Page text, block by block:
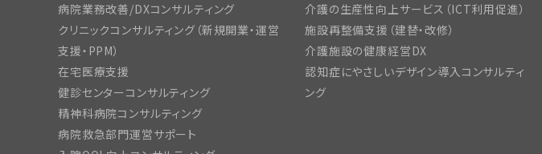
病院業務改善/DXコンサルティング
クリニックコンサルティング（新規開業・運営
支援・PPM）
在宅医療支援
健診センターコンサルティング
精神科病院コンサルティング
病院救急部門運営サポート
介護の生産性向上サービス（ICT利用促進）
施設再整備支援（建替・改修）
介護施設の健康経営DX
認知症にやさしいデザイン導入コンサルティ
ング